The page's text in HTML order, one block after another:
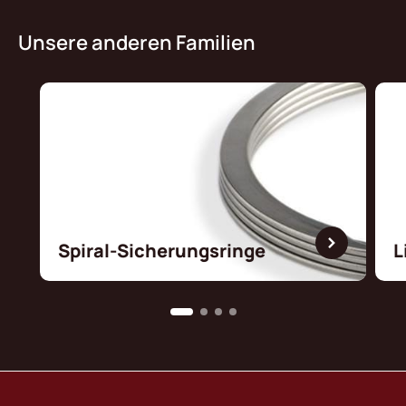
Unsere anderen Familien
Spiral-Sicherungsringe